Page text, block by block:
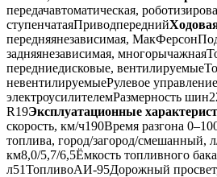
передачавтоматическая,
ступенчатаяПриводпередний
передняянезависимая,
задняянезависимая,
передниедисковые,
невентилируемыеРулевое
электроусилителемРазмерность
R19Эксплуатационные
скорость, км/ч190Время разгона
топлива, город/загород/смешанный,
км8,0/5,7/6,5Ёмкость топливного
л51ТопливоАИ-95Дорожный